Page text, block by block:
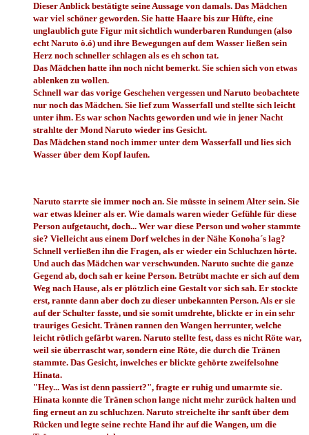
Dieser Anblick bestätigte seine Aussage von damals. Das Mädchen
war viel schöner geworden. Sie hatte Haare bis zur Hüfte, eine
unglaublich gute Figur mit sichtlich wunderbaren Rundungen (also
echt Naruto ò.ó) und ihre Bewegungen auf dem Wasser ließen sein
Herz noch schneller schlagen als es eh schon tat.
Das Mädchen hatte ihn noch nicht bemerkt. Sie schien sich von etwas
ablenken zu wollen.
Schnell war das vorige Geschehen vergessen und Naruto beobachtete
nur noch das Mädchen. Sie lief zum Wasserfall und stellte sich leicht
unter ihm. Es war schon Nachts geworden und wie in jener Nacht
strahlte der Mond Naruto wieder ins Gesicht.
Das Mädchen stand noch immer unter dem Wasserfall und lies sich
Wasser über dem Kopf laufen.
Naruto starrte sie immer noch an. Sie müsste in seinem Alter sein. Sie
war etwas kleiner als er. Wie damals waren wieder Gefühle für diese
Person aufgetaucht, doch... Wer war diese Person und woher stammte
sie? Vielleicht aus einem Dorf welches in der Nähe Konoha´s lag?
Schnell verließen ihn die Fragen, als er wieder ein Schluchzen hörte.
Und auch das Mädchen war verschwunden. Naruto suchte die ganze
Gegend ab, doch sah er keine Person. Betrübt machte er sich auf dem
Weg nach Hause, als er plötzlich eine Gestalt vor sich sah. Er stockte
erst, rannte dann aber doch zu dieser unbekannten Person. Als er sie
auf der Schulter fasste, und sie somit umdrehte, blickte er in ein sehr
trauriges Gesicht. Tränen rannen den Wangen herrunter, welche
leicht rötlich gefärbt waren. Naruto stellte fest, dass es nicht Röte war,
weil sie überrascht war, sondern eine Röte, die durch die Tränen
stammte. Das Gesicht, inwelches er blickte gehörte zweifelsohne
Hinata.
"Hey... Was ist denn passiert?", fragte er ruhig und umarmte sie.
Hinata konnte die Tränen schon lange nicht mehr zurück halten und
fing erneut an zu schluchzen. Naruto streichelte ihr sanft über dem
Rücken und legte seine rechte Hand ihr auf die Wangen, um die